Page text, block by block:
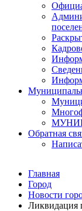
Обратная
Главная
Город
Новости
Ликвидация